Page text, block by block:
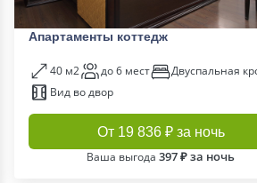
Апартаменты коттедж
40 м2 до 6 мест
Двуспальная
Вид во двор
От 19 836 ₽ за ночь
Ваша выгода 397 ₽ за ночь